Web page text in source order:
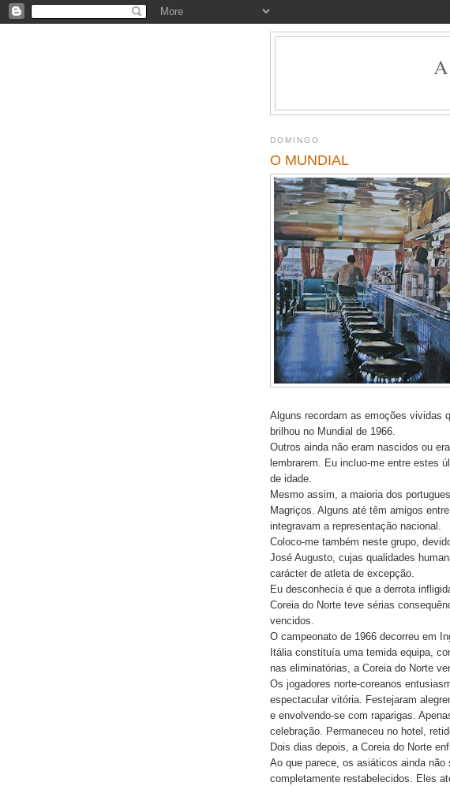
DOMINGO
O MUNDIAL
Alguns recordam as emoções vividas
brilhou no Mundial de 1966.
Outros ainda não eram nascidos ou
lembrarem. Eu incluo-me entre estes
de idade.
Mesmo assim, a maioria dos
Magriços. Alguns até têm amigos
integravam a representação nacional.
Coloco-me também neste grupo,
José Augusto, cujas qualidades
carácter de atleta de excepção.
Eu desconhecia é que a derrota
Coreia do Norte teve sérias
vencidos.
O campeonato de 1966 decorreu em
Itália constituía uma temida equipa,
nas eliminatórias, a Coreia do Norte
Os jogadores norte-coreanos
espectacular vitória. Festejaram
e envolvendo-se com raparigas.
celebração. Permaneceu no hotel,
Dois dias depois, a Coreia do Norte
Ao que parece, os asiáticos ainda não
completamente restabelecidos. Eles